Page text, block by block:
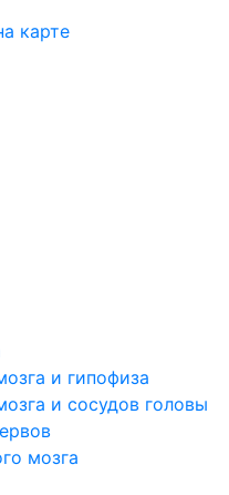
карте
и гипофиза
и сосудов головы
мозга